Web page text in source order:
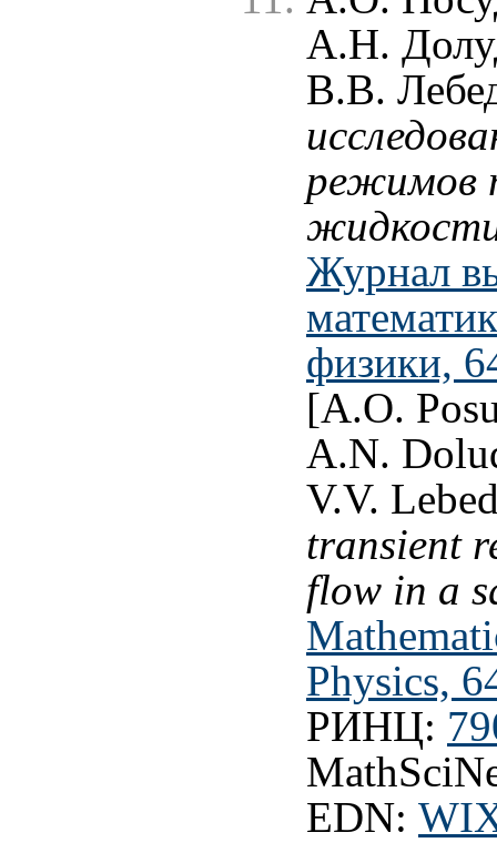
А.Н.
В.В.
режимов
Журнал
физики,
[A.O.
A.N.
V.V.
transient
flow in a
Physics,
РИНЦ:
EDN: